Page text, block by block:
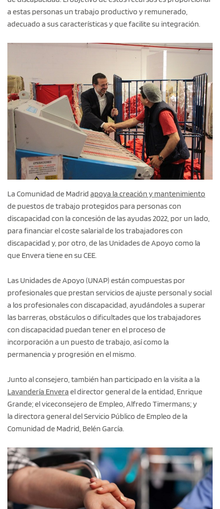
a estas personas un trabajo productivo y remunerado,
adecuado a sus características y que facilite su integración.
La Comunidad de Madrid apoya la creación y mantenimiento
de puestos de trabajo protegidos para personas con
discapacidad con la concesión de las ayudas 2022, por un lado,
para financiar el coste salarial de los trabajadores con
discapacidad y, por otro, de las Unidades de Apoyo como la
que Envera tiene en su CEE.
Las Unidades de Apoyo (UNAP) están compuestas por
profesionales que prestan servicios de ajuste personal y social
a los profesionales con discapacidad, ayudándoles a superar
las barreras, obstáculos o dificultades que los trabajadores
con discapacidad puedan tener en el proceso de
incorporación a un puesto de trabajo, así como la
permanencia y progresión en el mismo.
Junto al consejero, también han participado en la visita a la
Lavandería Envera el director general de la entidad, Enrique
Grande; el viceconsejero de Empleo, Alfredo Timermans; y
la directora general del Servicio Público de Empleo de la
Comunidad de Madrid, Belén García.